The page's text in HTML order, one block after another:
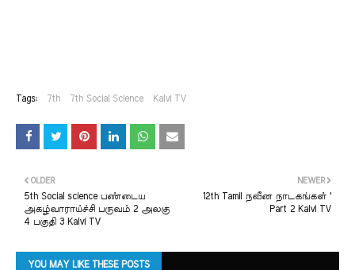
Tags: 7th 7th Social Science Kalvi TV
NEWER
12th Tamil நவீன நாடகங்கள் '
Part 2 Kalvi TV
OLDER
5th Social science பண்டைய
அகழ்வாராய்ச்சி பருவம் 2 அலகு
4 பகுதி 3 Kalvi TV
YOU MAY LIKE THESE POSTS